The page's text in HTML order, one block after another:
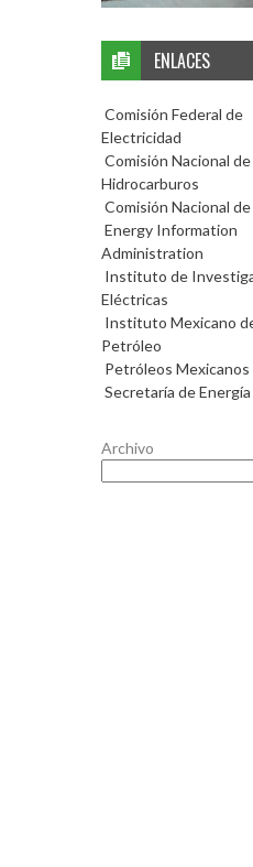
ENLACES
Comisión Federal de
Electricidad
Comisión Nacional de
Hidrocarburos
Comisión Nacional
Energy Information
Administration
Instituto de
Eléctricas
Instituto Mexicano
Petróleo
Petróleos Mexicanos
Secretaría de Energía
Archivo